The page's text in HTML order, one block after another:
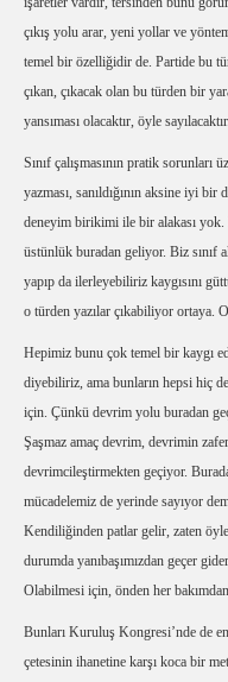
çıkış yolu arar, yeni yollar ve
temel bir özelliğidir de. Partide bu
çıkan, çıkacak olan bu türden bir
yansıması olacaktır, öyle sayılacaktır.
Sınıf çalışmasının pratik
yazması, sanıldığının aksine iyi
deneyim birikimi ile bir alakası yok.
üstünlük buradan geliyor. Biz sınıf
yapıp da ilerleyebiliriz kaygısını
o türden yazılar çıkabiliyor ortaya.
Hepimiz bunu çok temel bir kaygı
diyebiliriz, ama bunların hepsi hiç
için. Çünkü devrim yolu buradan
Şaşmaz amaç devrim, devrimin
devrimcileştirmekten geçiyor.
mücadelemiz de yerinde sayıyor
Kendiliğinden patlar gelir, zaten
durumda yanıbaşımızdan geçer
Olabilmesi için, önden her
Bunları Kuruluş Kongresi’nde de
çetesinin ihanetine karşı koca bir